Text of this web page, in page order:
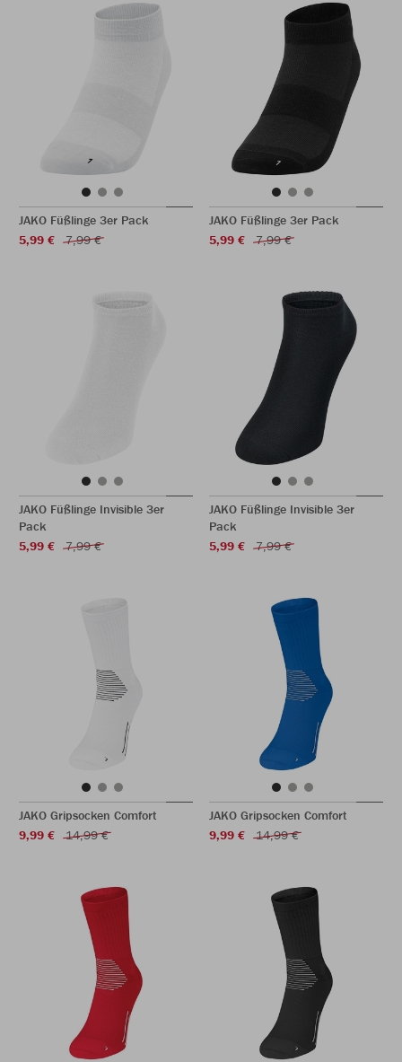
JAKO Füßlinge 3er Pack
5,99 €
7,99 €
JAKO Füßlinge 3er Pack
5,99 €
7,99 €
JAKO Füßlinge Invisible 3er
Pack
5,99 €
7,99 €
JAKO Füßlinge Invisible 3er
Pack
5,99 €
7,99 €
JAKO Gripsocken Comfort
9,99 €
14,99 €
JAKO Gripsocken Comfort
9,99 €
14,99 €